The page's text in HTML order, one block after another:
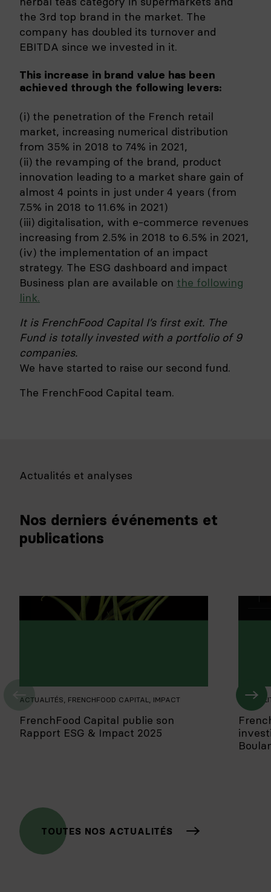
the 3rd top brand in the market. The
company has doubled its turnover and
EBITDA since we invested in it.
This increase in brand value has been
achieved through the following levers:
(i) the penetration of the French retail
market, increasing numerical distribution
from 35% in 2018 to 74% in 2021,
(ii) the revamping of the brand, product
innovation leading to a market share gain of
almost 4 points in just under 4 years (from
7.5% in 2018 to 11.6% in 2021)
(iii) digitalisation, with e-commerce revenues
increasing from 2.5% in 2018 to 6.5% in 2021,
(iv) the implementation of an impact
strategy. The ESG dashboard and impact
Business plan are available on the following
link.
It is FrenchFood Capital I’s first exit. The
Fund is totally invested with a portfolio of 9
companies.
We have started to raise our second fund.
The FrenchFood Capital team.
Actualités et analyses
Nos derniers événements et
publications
ACTUALITÉS FRENCHFOOD CAPITAL IMPACT
FrenchFood Capital publie son
Rapport ESG & Impact 2025
TOUTES NOS ACTUALITÉS